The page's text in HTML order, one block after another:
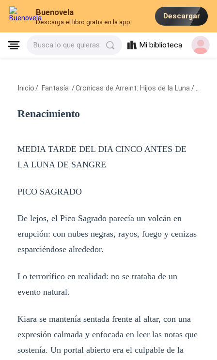
Buenovela
Descarga el libro gratis en la app
Descargar
Busca lo que quieras Mi biblioteca
Inicio / Fantasía /Cronicas de Arreint: Hijos de la Luna /
Renacimiento
MEDIA TARDE DEL DIA CINCO ANTES DE
LA LUNA DE SANGRE
PICO SAGRADO
De lejos, el Pico Sagrado parecía un volcán en
erupción: con nubes negras, rayos, fuego y cenizas
esparciéndose alrededor.
Lo terrorífico en realidad: no se trataba de un
evento natural.
Kiara se mantenía sentada frente al altar, con una
expresión calmada y enfocada en leer las notas que
sostenía. Un portal abierto era el culpable de la